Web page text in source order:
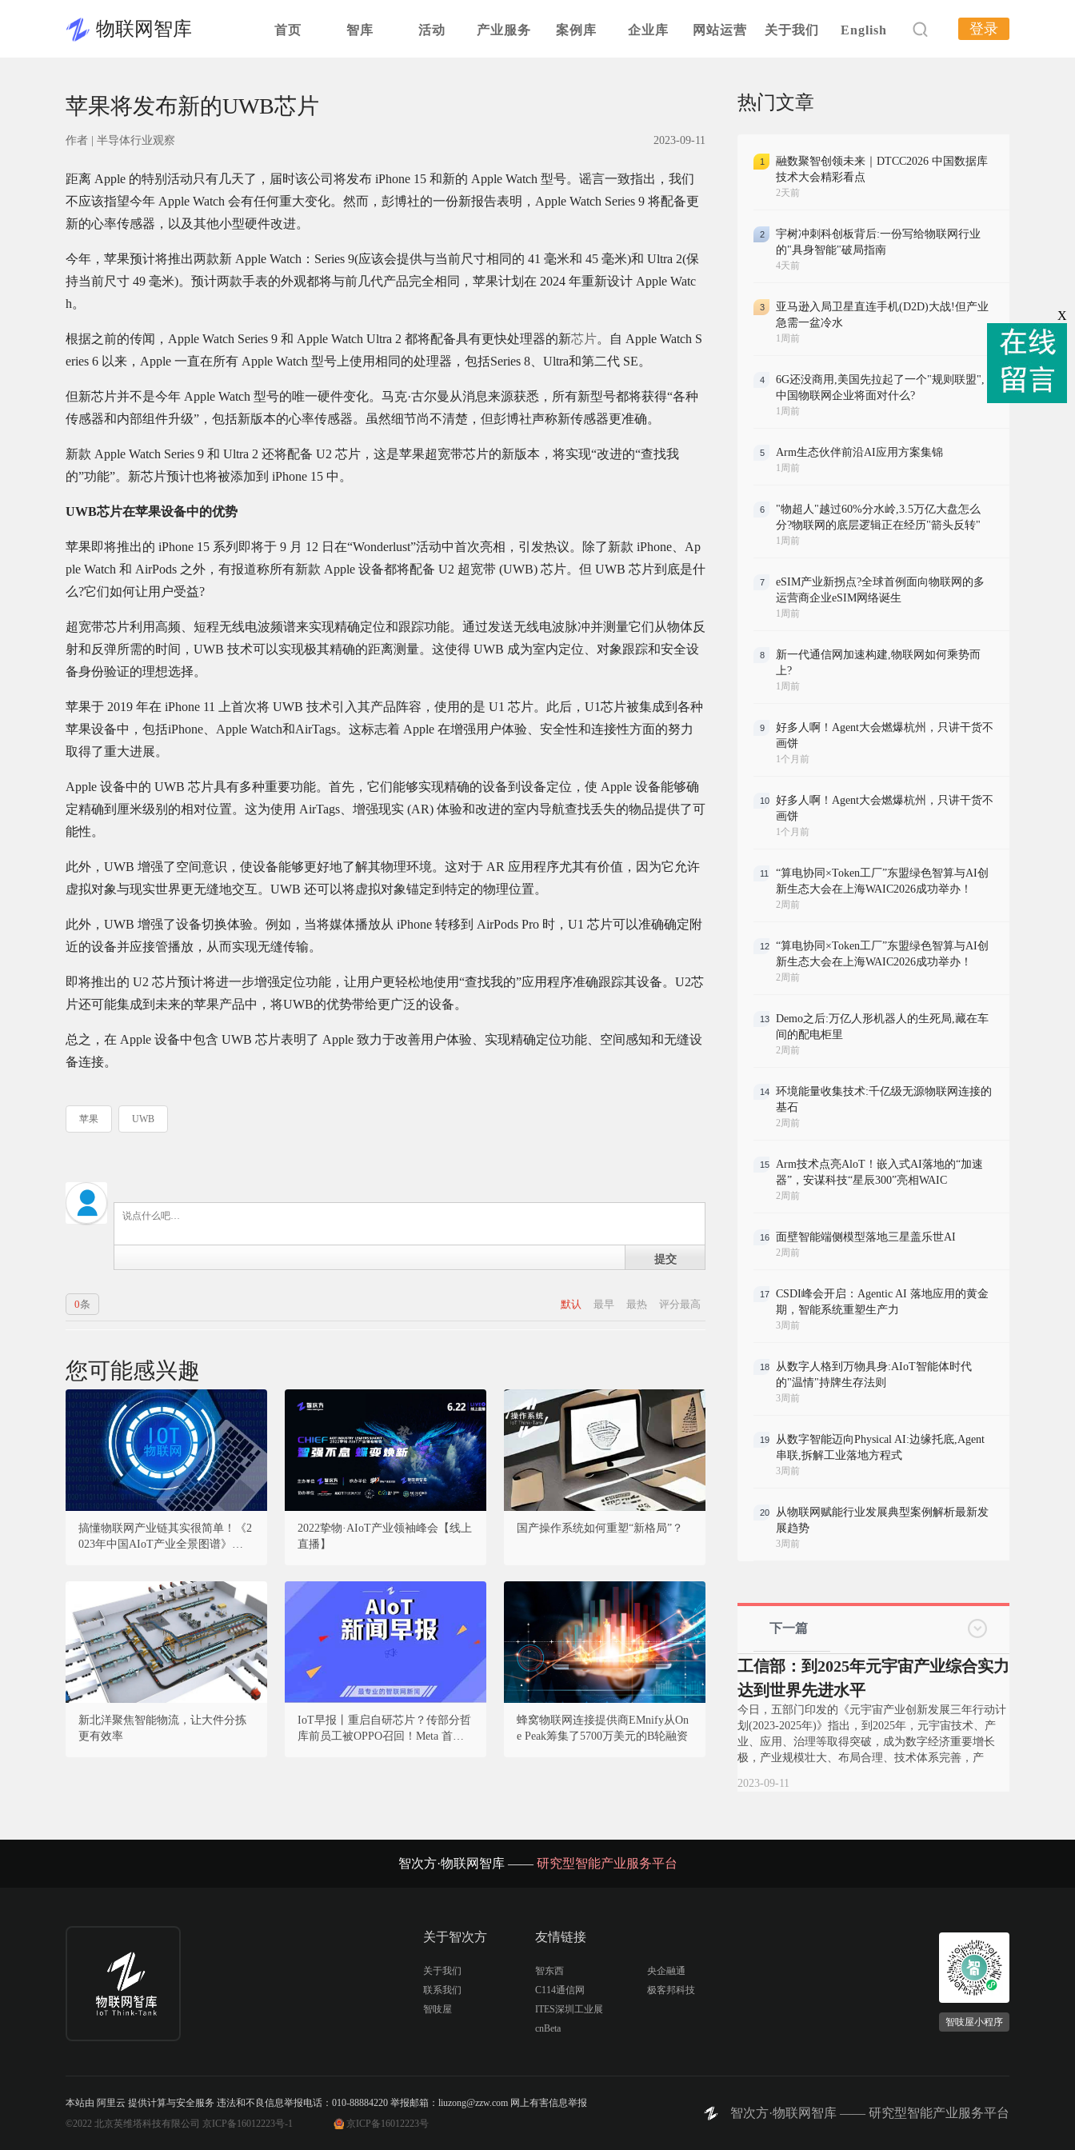
物联网智库 首页 智库 活动 产业服务 案例库 企业库 网站运营 关于我们 English 登录
苹果将发布新的UWB芯片
作者 | 半导体行业观察 2023-09-11
距离 Apple 的特别活动只有几天了，届时该公司将发布 iPhone 15 和新的 Apple Watch 型号。谣言一致指出，我们
不应该指望今年 Apple Watch 会有任何重大变化。然而，彭博社的一份新报告表明，Apple Watch Series 9 将配备更
新的心率传感器，以及其他小型硬件改进。
今年，苹果预计将推出两款新 Apple Watch：Series 9(应该会提供与当前尺寸相同的 41 毫米和 45 毫米)和 Ultra 2(保
持当前尺寸 49 毫米)。预计两款手表的外观都将与前几代产品完全相同，苹果计划在 2024 年重新设计 Apple Watc
h。
根据之前的传闻，Apple Watch Series 9 和 Apple Watch Ultra 2 都将配备具有更快处理器的新芯片。自 Apple Watch S
eries 6 以来，Apple 一直在所有 Apple Watch 型号上使用相同的处理器，包括Series 8、Ultra和第二代 SE。
但新芯片并不是今年 Apple Watch 型号的唯一硬件变化。马克·古尔曼从消息来源获悉，所有新型号都将获得“各种
传感器和内部组件升级”，包括新版本的心率传感器。虽然细节尚不清楚，但彭博社声称新传感器更准确。
新款 Apple Watch Series 9 和 Ultra 2 还将配备 U2 芯片，这是苹果超宽带芯片的新版本，将实现“改进的“查找我
的”功能”。新芯片预计也将被添加到 iPhone 15 中。
UWB芯片在苹果设备中的优势
苹果即将推出的 iPhone 15 系列即将于 9 月 12 日在“Wonderlust”活动中首次亮相，引发热议。除了新款 iPhone、Ap
ple Watch 和 AirPods 之外，有报道称所有新款 Apple 设备都将配备 U2 超宽带 (UWB) 芯片。但 UWB 芯片到底是什
么?它们如何让用户受益?
超宽带芯片利用高频、短程无线电波频谱来实现精确定位和跟踪功能。通过发送无线电波脉冲并测量它们从物体反
射和反弹所需的时间，UWB 技术可以实现极其精确的距离测量。这使得 UWB 成为室内定位、对象跟踪和安全设
备身份验证的理想选择。
苹果于 2019 年在 iPhone 11 上首次将 UWB 技术引入其产品阵容，使用的是 U1 芯片。此后，U1芯片被集成到各种
苹果设备中，包括iPhone、Apple Watch和AirTags。这标志着 Apple 在增强用户体验、安全性和连接性方面的努力
取得了重大进展。
Apple 设备中的 UWB 芯片具有多种重要功能。首先，它们能够实现精确的设备到设备定位，使 Apple 设备能够确
定精确到厘米级别的相对位置。这为使用 AirTags、增强现实 (AR) 体验和改进的室内导航查找丢失的物品提供了可
能性。
此外，UWB 增强了空间意识，使设备能够更好地了解其物理环境。这对于 AR 应用程序尤其有价值，因为它允许
虚拟对象与现实世界更无缝地交互。UWB 还可以将虚拟对象锚定到特定的物理位置。
此外，UWB 增强了设备切换体验。例如，当将媒体播放从 iPhone 转移到 AirPods Pro 时，U1 芯片可以准确确定附
近的设备并应接管播放，从而实现无缝传输。
即将推出的 U2 芯片预计将进一步增强定位功能，让用户更轻松地使用“查找我的”应用程序准确跟踪其设备。U2芯
片还可能集成到未来的苹果产品中，将UWB的优势带给更广泛的设备。
总之，在 Apple 设备中包含 UWB 芯片表明了 Apple 致力于改善用户体验、实现精确定位功能、空间感知和无缝设
备连接。
苹果 UWB
提交
默认 最早 最热 评分最高
0条
您可能感兴趣
搞懂物联网产业链其实很简单！《2
023年中国AIoT产业全景图谱》重磅
2022挚物·AIoT产业领袖峰会【线上
直播】
国产操作系统如何重塑“新格局”？
新北洋聚焦智能物流，让大件分拣
更有效率
IoT早报丨重启自研芯片？传部分哲
库前员工被OPPO召回！Meta 首席
蜂窝物联网连接提供商EMnify从On
e Peak筹集了5700万美元的B轮融资
热门文章
1
融数聚智创领未来｜DTCC2026 中国数据库
技术大会精彩看点
2天前
2
宇树冲刺科创板背后:一份写给物联网行业
的"具身智能"破局指南
4天前
3
亚马逊入局卫星直连手机(D2D)大战!但产业
急需一盆冷水
1周前
4
6G还没商用,美国先拉起了一个"规则联盟",
中国物联网企业将面对什么?
1周前
5 Arm生态伙伴前沿AI应用方案集锦
1周前
6
"物超人"越过60%分水岭,3.5万亿大盘怎么
分?物联网的底层逻辑正在经历"箭头反转"
1周前
7
eSIM产业新拐点?全球首例面向物联网的多
运营商企业eSIM网络诞生
1周前
8
新一代通信网加速构建,物联网如何乘势而
上?
1周前
9
好多人啊！Agent大会燃爆杭州，只讲干货不
画饼
1个月前
10
好多人啊！Agent大会燃爆杭州，只讲干货不
画饼
1个月前
11
“算电协同×Token工厂”东盟绿色智算与AI创
新生态大会在上海WAIC2026成功举办！
2周前
12
“算电协同×Token工厂”东盟绿色智算与AI创
新生态大会在上海WAIC2026成功举办！
2周前
13
Demo之后:万亿人形机器人的生死局,藏在车
间的配电柜里
2周前
14
环境能量收集技术:千亿级无源物联网连接的
基石
2周前
15
Arm技术点亮AloT！嵌入式AI落地的“加速
器”，安谋科技“星辰300”亮相WAIC
2周前
16 面壁智能端侧模型落地三星盖乐世AI
2周前
17
CSDI峰会开启：Agentic AI 落地应用的黄金
期，智能系统重塑生产力
3周前
18
从数字人格到万物具身:AIoT智能体时代
的"温情"持牌生存法则
3周前
19
从数字智能迈向Physical AI:边缘托底,Agent
串联,拆解工业落地方程式
3周前
20
从物联网赋能行业发展典型案例解析最新发
展趋势
3周前
下一篇
工信部：到2025年元宇宙产业综合实力
达到世界先进水平
今日，五部门印发的《元宇宙产业创新发展三年行动计
划(2023-2025年)》指出，到2025年，元宇宙技术、产
业、应用、治理等取得突破，成为数字经济重要增长
极，产业规模壮大、布局合理、技术体系完善，产
2023-09-11
智次方·物联网智库 —— 研究型智能产业服务平台
关于智次方
关于我们
联系我们
智吱屋
友情链接
智东西
C114通信网
ITES深圳工业展
cnBeta
央企融通
极客邦科技
智吱屋小程序
本站由 阿里云 提供计算与安全服务 违法和不良信息举报电话：010-88884220 举报邮箱：liuzong@zzw.com 网上有害信息举报
©2022 北京英维塔科技有限公司 京ICP备16012223号-1
京ICP备16012223号
智次方·物联网智库 —— 研究型智能产业服务平台
X